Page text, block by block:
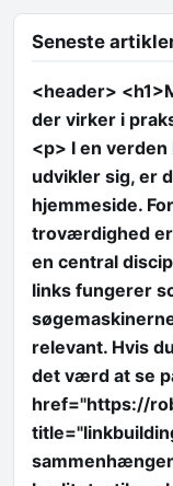
Seneste
<header>
der virker i
<p> I en
udvikler sig, er
hjemmeside.
troværdighed
en central
links fungerer
relevant. Hvis
det værd at se
href="https://